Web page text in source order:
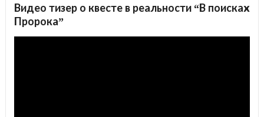
Видео тизер о квесте в реальности “В поисках
Пророка”